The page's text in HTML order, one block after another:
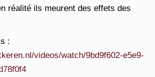
réalité ils meurent des effets des
:
videos/watch/9bd9f602-e5e9-